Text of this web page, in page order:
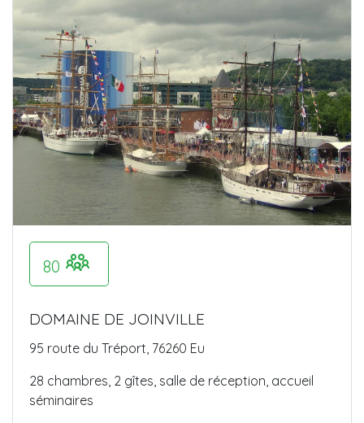
80
DOMAINE DE JOINVILLE
95 route du Tréport, 76260 Eu
28 chambres, 2 gîtes, salle de réception, accueil
séminaires